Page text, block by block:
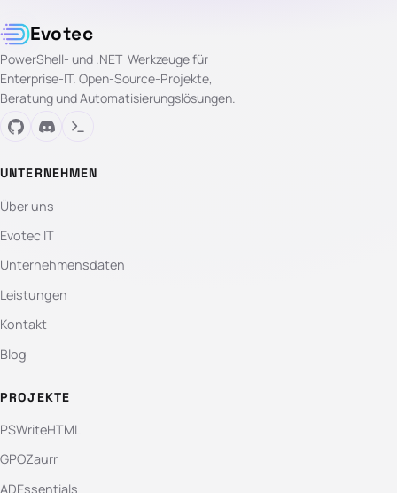
Evotec
PowerShell- und .NET-Werkzeuge für
Enterprise-IT. Open-Source-Projekte,
Beratung und Automatisierungslösungen.
UNTERNEHMEN
Über uns
Evotec IT
Unternehmensdaten
Leistungen
Kontakt
Blog
PROJEKTE
PSWriteHTML
GPOZaurr
ADEssentials